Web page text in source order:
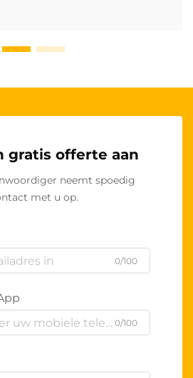
gratis offerte aan
neemt spoedig
met u op.
0/100
0/100